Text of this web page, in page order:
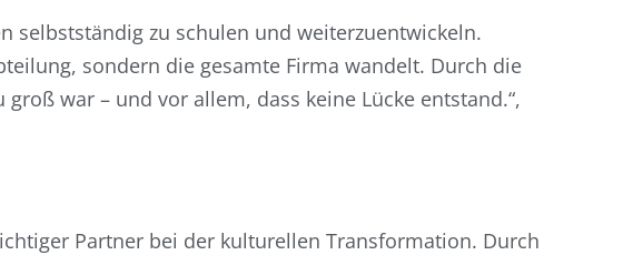
selbstständig zu schulen und weiterzuentwickeln.
sondern die gesamte Firma wandelt. Durch die
war – und vor allem, dass keine Lücke entstand.“,
Partner bei der kulturellen Transformation. Durch